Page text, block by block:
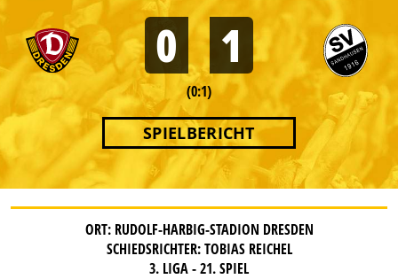
0 1
(0:1)
SPIELBERICHT
ORT: RUDOLF-HARBIG-STADION DRESDEN
SCHIEDSRICHTER: TOBIAS REICHEL
3. LIGA - 21. SPIEL